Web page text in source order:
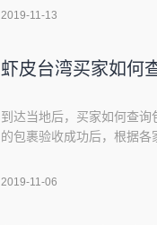
过沟通顺利解决。当沟通
2019-11-13
虾皮台湾买家如何
到达当地后，买家如何查
的包裹验收成功后，根据
外，也可以通过《虾皮
2019-11-06